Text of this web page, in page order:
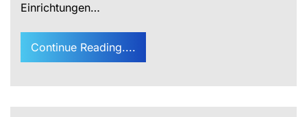
Einrichtungen…
Continue Reading....